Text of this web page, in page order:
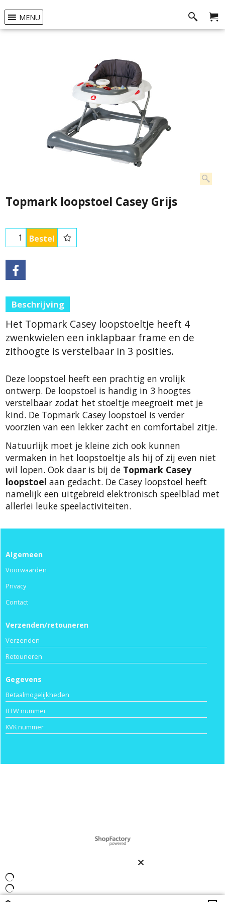
MENU
Topmark loopstoel Casey Grijs
Bestel
Beschrijving
Het Topmark Casey loopstoeltje heeft 4
zwenkwielen een inklapbaar frame en de
zithoogte is verstelbaar in 3 posities.
Deze loopstoel heeft een prachtig en vrolijk
ontwerp. De loopstoel is handig in 3 hoogtes
verstelbaar zodat het stoeltje meegroeit met je
kind. De Topmark Casey loopstoel is verder
voorzien van een lekker zacht en comfortabel zitje.
Natuurlijk moet je kleine zich ook kunnen
vermaken in het loopstoeltje als hij of zij even niet
wil lopen. Ook daar is bij de Topmark Casey
loopstoel aan gedacht. De Casey loopstoel heeft
namelijk een uitgebreid elektronisch speelblad met
allerlei leuke speelactiviteiten.
Algemeen
Voorwaarden
Privacy
Contact
Verzenden/retouneren
Verzenden
Retouneren
Gegevens
Betaalmogelijkheden
BTW nummer
KVK nummer
Powered by ShopFactory